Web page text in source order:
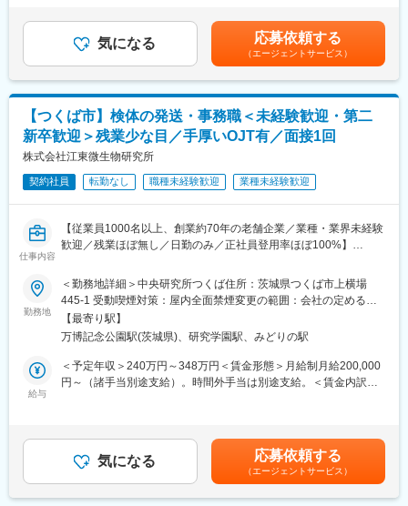
総合病院向けではなく診療所向けの検査が主であり、慢性期の患
者さん向けのサービスを提供しているため今後さらに需要が高ま
ることが予想されます。毎年売り上げを伸ばし続けている安定企
業です。
変更の範囲：会社の定める業務
・ドクター、歯科衛生士等に対する製品説明、プレゼンテーショ
にお客様のサポートを引き継ぎます。
営業担当は定期訪問し、更なる提案や、歯科医院との信頼関係構
築の役割を担います。
＜担当エリア＞
事業所ごとに営業エリアが決まっているため、そのエリアの中か
ら配属後に担当エリアを決定します。
＜担当製品＞
・電子カルテ
・予約管理システム 等
※商品・サービス単価は30万～約300万と、様々な製品がありま
す。
・入社後1ヶ月は座学研修にて、医療業界の基礎知識や自社製品に
ついて学びます。
・残業30h程度（残業代100％支給・みなし残業ではありません）
・フレックス制（コアタイムなし）
└ご自身のスケジュールに合わせて、仕事とプライベートの両立
を基に判断致します※残業代は100％支給、みなし残業の設定はあ
りません【その他手当】■インセンティブ手当 ■時間外手当 ■
直行直帰手当 ■出張手当 ■役職手当 ■職務手当 ■休日出勤手
当賃金はあくまでも目安の金額であり、選考を通じて上下する可
能性があります。月給(月額)は固定手当を含めた表記です。
気になる 応募依頼する
（エージェントサービス）
【つくば市】検体の発送・事務職＜未経験歓迎・第二
新卒歓迎＞残業少な目／手厚いOJT有／面接1回
株式会社江東微生物研究所
契約社員 転勤なし 職種未経験歓迎 業種未経験歓迎
仕事内容
【従業員1000名以上、創業約70年の老舗企業／業種・業界未経験
歓迎／残業ほぼ無し／日勤のみ／正社員登用率ほぼ100%】
■業務概要
当社中央研究所つくばにて、100名以上が働くメインラボの検体
発送、事務業務を担当いただきます。基本的には日勤のみであ
り、残業もほぼない働きやすい環境です。
■業務詳細
・預かった検体の発送
・報告書配布
勤務地
＜勤務地詳細＞中央研究所つくば住所：茨城県つくば市上横場
445-1 受動喫煙対策：屋内全面禁煙変更の範囲：会社の定める事
業所
【最寄り駅】
万博記念公園駅(茨城県)、研究学園駅、みどりの駅
給与
＜予定年収＞240万円～348万円＜賃金形態＞月給制月給200,000
円～（諸手当別途支給）。時間外手当は別途支給。＜賃金内訳＞
額)は固定手当を含めた表記です。
気になる 応募依頼する
（エージェントサービス）